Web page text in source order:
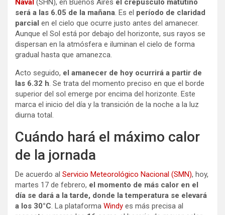
Naval (SHN), en Buenos Aires el crepúsculo matutino
será a las 6.05 de la mañana. Es el período de claridad
parcial en el cielo que ocurre justo antes del amanecer.
Aunque el Sol está por debajo del horizonte, sus rayos se
dispersan en la atmósfera e iluminan el cielo de forma
gradual hasta que amanezca.
Acto seguido, el amanecer de hoy ocurrirá a partir de
las 6.32 h. Se trata del momento preciso en que el borde
superior del sol emerge por encima del horizonte. Este
marca el inicio del día y la transición de la noche a la luz
diurna total.
Cuándo hará el máximo calor
de la jornada
De acuerdo al Servicio Meteorológico Nacional (SMN), hoy,
martes 17 de febrero, el momento de más calor en el
día se dará a la tarde, donde la temperatura se elevará
a los 30°C. La plataforma Windy es más precisa al